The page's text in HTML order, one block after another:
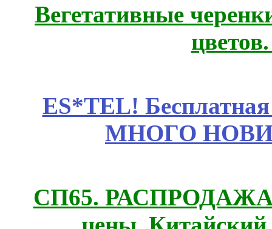
Вегетативные
ES*TEL!
МНОГО
СП65. РАСПРОДАЖА!